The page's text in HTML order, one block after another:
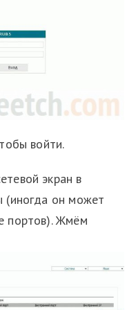
войти.
экран в
(иногда он может
портов). Жмём